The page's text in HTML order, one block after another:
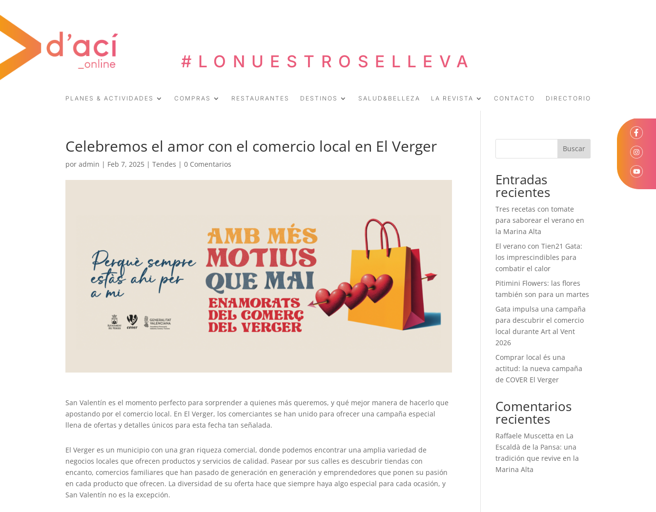
PLANES & ACTIVIDADES COMPRAS RESTAURANTES DESTINOS SALUD&BELLEZA LA REVISTA CONTACTO DIRECTORIO
#LONUESTROSELLEVA
Celebremos el amor con el comercio local en El Verger
poradmin | Feb 7, 2025 |Tendes |0 Comentarios
San Valentín es el momento perfecto para sorprender a quienes más queremos, y qué mejor manera de hacerlo que
apostando por el comercio local. En El Verger, los comerciantes se han unido para ofrecer una campaña especial
llena de ofertas y detalles únicos para esta fecha tan señalada.
El Verger es un municipio con una gran riqueza comercial, donde podemos encontrar una amplia variedad de
negocios locales que ofrecen productos y servicios de calidad. Pasear por sus calles es descubrir tiendas con
encanto, comercios familiares que han pasado de generación en generación y emprendedores que ponen su pasión
en cada producto que ofrecen. La diversidad de su oferta hace que siempre haya algo especial para cada ocasión, y
San Valentín no es la excepción.
Buscar
Entradas
recientes
Tres recetas con tomate
para saborear el verano en
la Marina Alta
El verano con Tien21 Gata:
los imprescindibles para
combatir el calor
Pitimini Flowers: las flores
también son para un martes
Gata impulsa una campaña
para descubrir el comercio
local durante Art al Vent
2026
Comprar local és una
actitud: la nueva campaña
de COVER El Verger
Comentarios
recientes
Raffaele Muscetta en La
Escaldà de la Pansa: una
tradición que revive en la
Marina Alta